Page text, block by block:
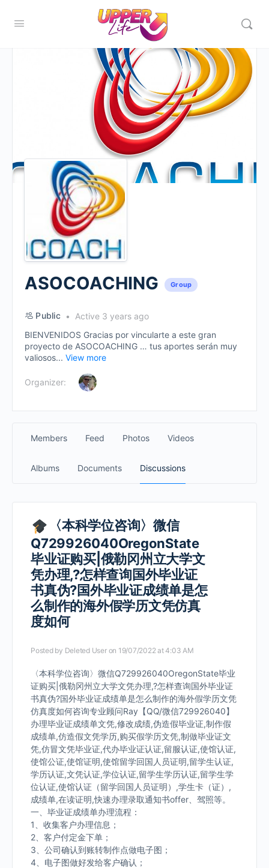
ASOCOACHING Group
Public
Active 3 years ago
BIENVENIDOS Gracias por vincularte a este gran
proyecto de ASOCOACHING … tus aportes serán muy
valiosos... View more
Organizer:
Members Feed Photos Videos
Albums Documents Discussions
〈本科学位咨询〉微信
Q729926040OregonState
毕业证购买|俄勒冈州立大学文
凭办理,?怎样查询国外毕业证
书真伪?国外毕业证成绩单是怎
么制作的海外假学历文凭仿真
度如何
Posted by Deleted User on 19/07/2022 at 4:03 AM
〈本科学位咨询〉微信Q729926040OregonState毕业
证购买|俄勒冈州立大学文凭办理,?怎样查询国外毕业证
书真伪?国外毕业证成绩单是怎么制作的海外假学历文凭
仿真度如何咨询专业顾问Ray【QQ/微信729926040】
办理毕业证成绩单文凭,修改成绩,伪造假毕业证,制作假
成绩单,仿造假文凭学历,购买假学历文凭,制做毕业证文
凭,仿冒文凭毕业证,代办毕业证认证,留服认证,使馆认证,
使馆公证,使馆证明,使馆留学回国人员证明,留学生认证,
学历认证,文凭认证,学位认证,留学生学历认证,留学生学
位认证,使馆认证（留学回国人员证明）,学生卡（证）,
成绩单,在读证明,快速办理录取通知书offer、驾照等。
一、毕业证成绩单办理流程：
1、收集客户办理信息；
2、客户付定金下单；
3、公司确认到账转制作点做电子图；
4、电子图做好发给客户确认；